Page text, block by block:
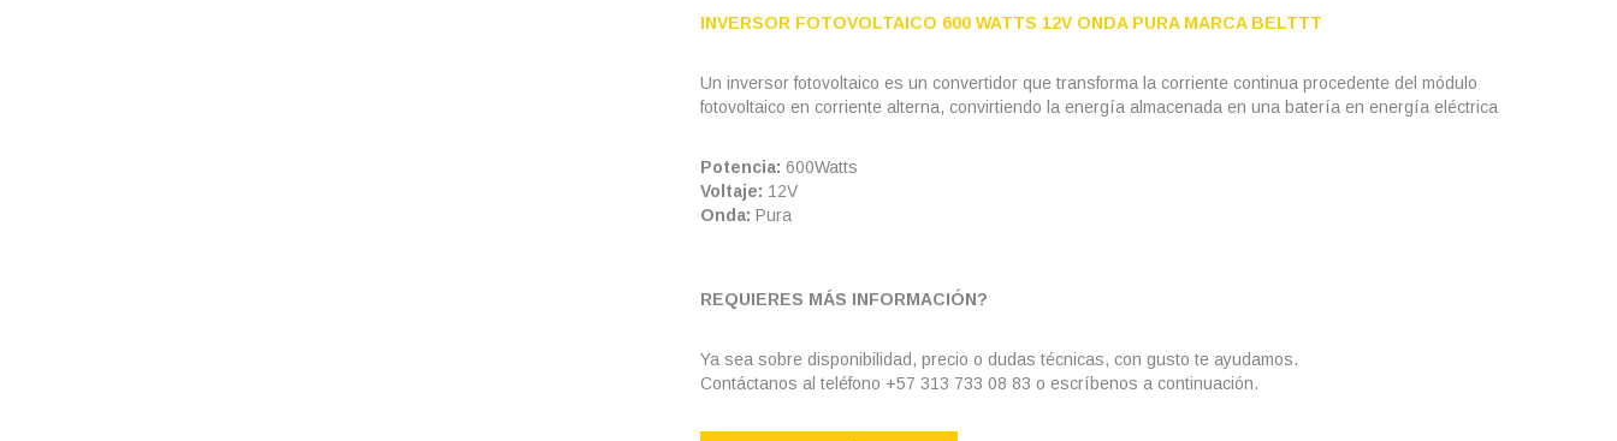
INVERSOR FOTOVOLTAICO 600 WATTS 12V ONDA PURA MARCA BELTTT
Un inversor fotovoltaico es un convertidor que transforma la corriente continua procedente del módulo
fotovoltaico en corriente alterna, convirtiendo la energía almacenada en una batería en energía eléctrica
Potencia: 600Watts
Voltaje: 12V
Onda: Pura
REQUIERES MÁS INFORMACIÓN?
Ya sea sobre disponibilidad, precio o dudas técnicas, con gusto te ayudamos.
Contáctanos al teléfono +57 313 733 08 83 o escríbenos a continuación.